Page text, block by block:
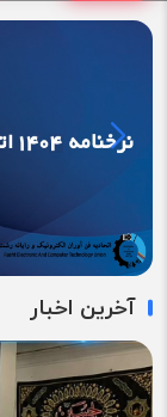
آخرین اخبار